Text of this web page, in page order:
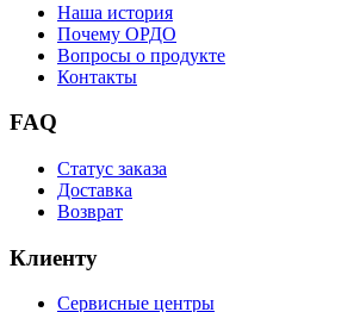
Наша история
Почему ОРДО
Вопросы о продукте
Контакты
FAQ
Статус заказа
Доставка
Возврат
Клиенту
Сервисные центры